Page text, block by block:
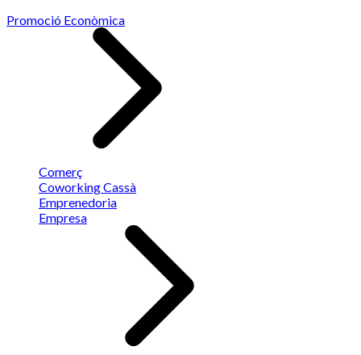
Promoció Econòmica
Comerç
Coworking Cassà
Emprenedoria
Empresa